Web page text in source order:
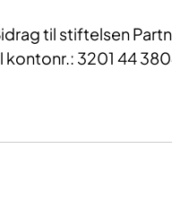
til stiftelsen
kontonr.: 3201 44